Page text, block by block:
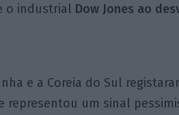
o industrial Dow Jones ao
e a Coreia do Sul
representou um sinal